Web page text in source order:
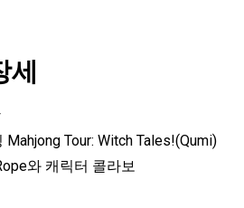
Tour: Witch Tales!(Qumi)
와 캐릭터 콜라보